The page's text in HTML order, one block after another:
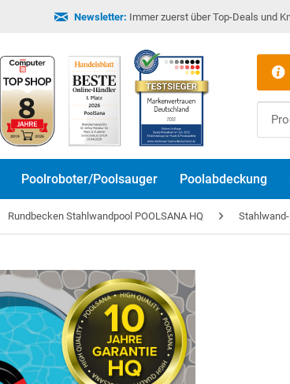
Newsletter: Immer zuerst über Top-Deals und
Poolroboter/Poolsauger Poolabdeckung
Rundbecken Stahlwandpool POOLSANA HQ